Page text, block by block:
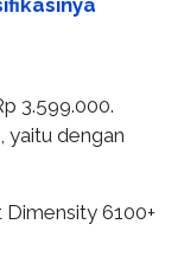
3.599.000.
yaitu dengan
6100+